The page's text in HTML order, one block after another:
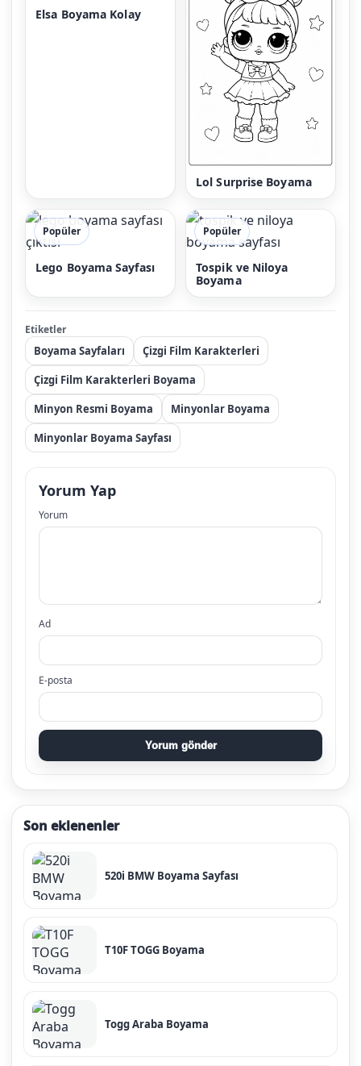
Elsa Boyama Kolay
Lol Surprise Boyama
Popüler
Lego Boyama Sayfası
Popüler
Tospik ve Niloya
Boyama
Etiketler
Boyama Sayfaları
Çizgi Film Karakterleri
Çizgi Film Karakterleri Boyama
Minyon Resmi Boyama
Minyonlar Boyama
Minyonlar Boyama Sayfası
Yorum Yap
Yorum
Ad
E-posta
Yorum gönder
Son eklenenler
520i BMW Boyama Sayfası
T10F TOGG Boyama
Togg Araba Boyama